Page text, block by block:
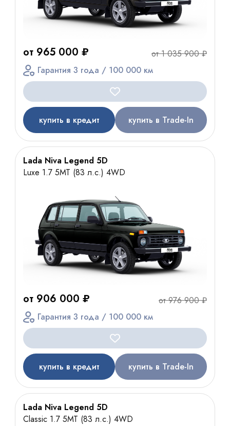
от 965 000 ₽
от 1 035 900 ₽
Гарантия 3 года / 100 000 км
купить в кредит купить в Trade-In
Lada Niva Legend 5D
Luxe 1.7 5МТ (83 л.с.) 4WD
от 906 000 ₽
от 976 900 ₽
Гарантия 3 года / 100 000 км
купить в кредит купить в Trade-In
Lada Niva Legend 5D
Classic 1.7 5МТ (83 л.с.) 4WD